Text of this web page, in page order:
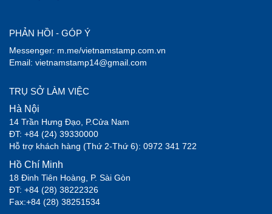
PHẢN HỒI - GÓP Ý
Messenger: m.me/vietnamstamp.com.vn
Email: vietnamstamp14@gmail.com
TRỤ SỞ LÀM VIỆC
Hà Nội
14 Trần Hưng Đạo, P.Cửa Nam
ĐT: +84 (24) 39330000
Hỗ trợ khách hàng (Thứ 2-Thứ 6): 0972 341 722
Hồ Chí Minh
18 Đinh Tiên Hoàng, P. Sài Gòn
ĐT: +84 (28) 38222326
Fax:+84 (28) 38251534